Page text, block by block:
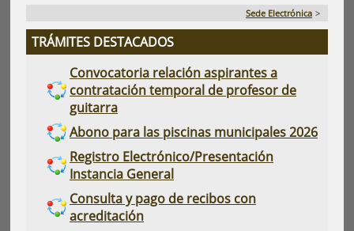
Sede Electrónica >
TRÁMITES DESTACADOS
Convocatoria relación aspirantes a
contratación temporal de profesor de
guitarra
Abono para las piscinas municipales 2026
Registro Electrónico/Presentación
Instancia General
Consulta y pago de recibos con
acreditación